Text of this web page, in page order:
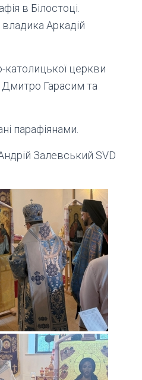
в Білостоці.
Аркадій
католицької церкви
Дмитро Гарасим та
парафіянами.
Залевський SVD